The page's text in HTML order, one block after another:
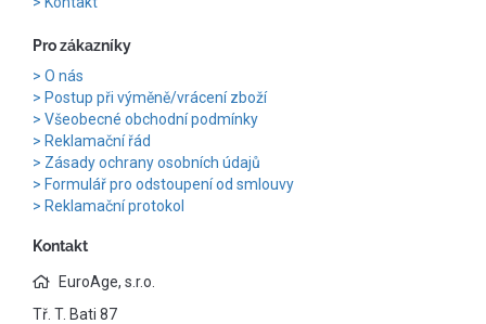
Pro zákazníky
O nás
Postup při výměně/vrácení zboží
Všeobecné obchodní podmínky
Reklamační řád
Zásady ochrany osobních údajů
Formulář pro odstoupení od smlouvy
Reklamační protokol
Kontakt
EuroAge, s.r.o.
Tř. T. Bati 87